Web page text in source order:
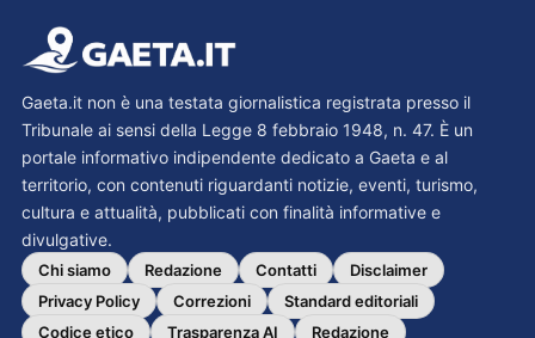
Gaeta.it non è una testata giornalistica registrata presso il
Tribunale ai sensi della Legge 8 febbraio 1948, n. 47. È un
portale informativo indipendente dedicato a Gaeta e al
territorio, con contenuti riguardanti notizie, eventi, turismo,
cultura e attualità, pubblicati con finalità informative e
divulgative.
Chi siamo Redazione Contatti
Disclaimer
Privacy Policy
Correzioni
Standard editoriali
Codice etico
Trasparenza AI Redazione